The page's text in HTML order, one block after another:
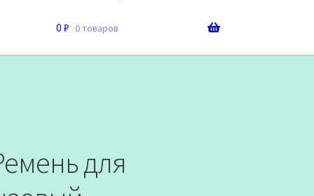
0 ₽ 0 товаров
для